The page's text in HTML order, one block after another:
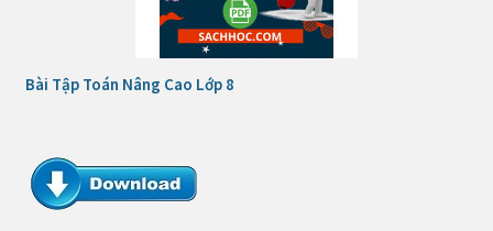
Bài Tập Toán Nâng Cao Lớp 8